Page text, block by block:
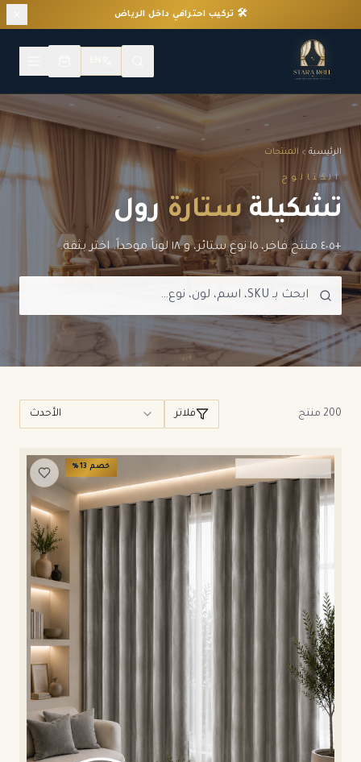
✨ أول تجربة ستائر ثلاثية الأبعاد في السعودية
الرئيسية المنتجات
الكتالوج
تشكيلة ستارة رول
+٤٠٥ منتج فاخر، ١٥ نوع ستائر، و ١٨ لوناً موحداً. اختر بثقة.
نتائج المنتجات
200 منتج فلاتر الأحدث
خصم 13
%